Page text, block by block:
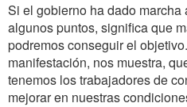
Si el gobierno ha dado marcha
algunos puntos, significa que
podremos conseguir el
manifestación, nos muestra,
tenemos los trabajadores de
mejorar en nuestras